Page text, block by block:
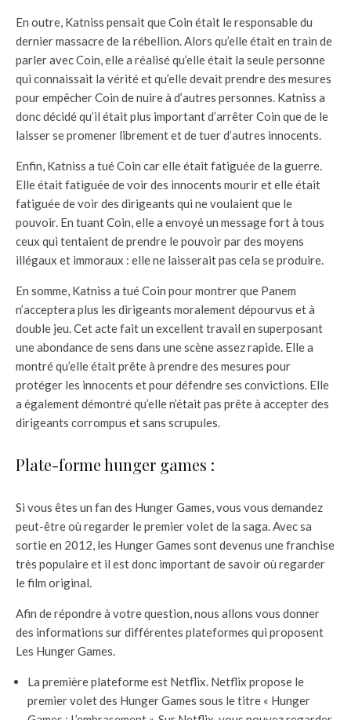
En outre, Katniss pensait que Coin était le responsable du
dernier massacre de la rébellion. Alors qu’elle était en train de
parler avec Coin, elle a réalisé qu’elle était la seule personne
qui connaissait la vérité et qu’elle devait prendre des mesures
pour empêcher Coin de nuire à d’autres personnes. Katniss a
donc décidé qu’il était plus important d’arrêter Coin que de le
laisser se promener librement et de tuer d’autres innocents.
Enfin, Katniss a tué Coin car elle était fatiguée de la guerre.
Elle était fatiguée de voir des innocents mourir et elle était
fatiguée de voir des dirigeants qui ne voulaient que le
pouvoir. En tuant Coin, elle a envoyé un message fort à tous
ceux qui tentaient de prendre le pouvoir par des moyens
illégaux et immoraux : elle ne laisserait pas cela se produire.
En somme, Katniss a tué Coin pour montrer que Panem
n’acceptera plus les dirigeants moralement dépourvus et à
double jeu. Cet acte fait un excellent travail en superposant
une abondance de sens dans une scène assez rapide. Elle a
montré qu’elle était prête à prendre des mesures pour
protéger les innocents et pour défendre ses convictions. Elle
a également démontré qu’elle n’était pas prête à accepter des
dirigeants corrompus et sans scrupules.
Plate-forme hunger games :
Si vous êtes un fan des Hunger Games, vous vous demandez
peut-être où regarder le premier volet de la saga. Avec sa
sortie en 2012, les Hunger Games sont devenus une franchise
très populaire et il est donc important de savoir où regarder
le film original.
Afin de répondre à votre question, nous allons vous donner
des informations sur différentes plateformes qui proposent
Les Hunger Games.
La première plateforme est Netflix. Netflix propose le
premier volet des Hunger Games sous le titre « Hunger